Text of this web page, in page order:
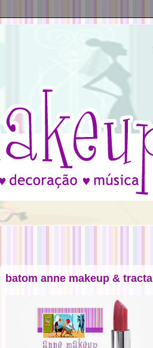
batom anne makeup & tracta